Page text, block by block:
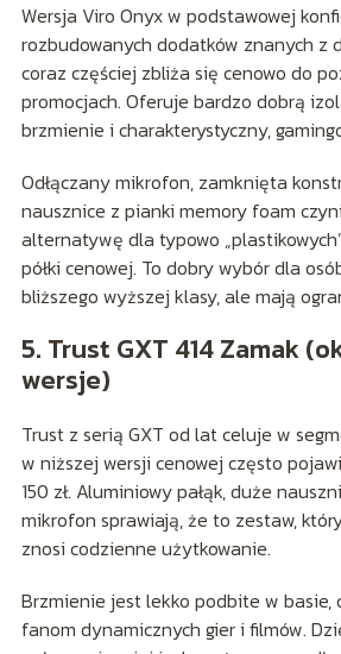
Wersja Viro Onyx w podstawowej
rozbudowanych dodatków znanych z
coraz częściej zbliża się cenowo do
promocjach. Oferuje bardzo dobrą
brzmienie i charakterystyczny,
Odłączany mikrofon, zamknięta
nausznice z pianki memory foam
alternatywę dla typowo
półki cenowej. To dobry wybór dla
bliższego wyższej klasy, ale mają
5. Trust GXT 414 Zamak
wersje)
Trust z serią GXT od lat celuje w
w niższej wersji cenowej często
150 zł. Aluminiowy pałąk, duże
mikrofon sprawiają, że to zestaw,
znosi codzienne użytkowanie.
Brzmienie jest lekko podbite w basie,
fanom dynamicznych gier i filmów.